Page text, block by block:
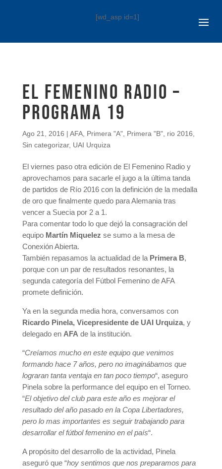
[wd_asp id=1]
El Femenino Radio –
Programa 19
Ago 21, 2016 | AFA, Primera "A", Primera "B", rio 2016
Sin categorizar, UAI Urquiza
El viernes paso otra edición de El Femenino Radio y
aprovechamos para sacarle el jugo a la última tanda
de partidos de Río 2016 con la definición de la medalla
de oro que finalmente quedo para Alemania tras
vencer a Suecia por 2 a 1.
Para comentar todo lo que dejó la consagración del
equipoMartín Miquelez se sumo a la mesa de
Conexión Abierta.
También repasamos la actualidad de la Primera B,
porque con un par de resultados resonantes, la
segunda categoría del Fútbol Femenino de AFA
promete definición.
Ya en la segunda media hora, conversamos con
Ricardo Pinela, Vicepresidente de UAI Urquiza, y
delegado en AFA de la institución.
“Creíamos mucho en este equipo que venimos
formando hace 7 años, pero no imaginábamos que
lograran tanta ventaja en tan poco tiempo“, aseguro
Pinela sobre la performance del equipo en el Torneo.
“El objetivo del club para este año es mejorar el
resultado del año pasado en la Copa Libertadores,
pero lo mas importantes es seguir trabajando para
desarrollar el fútbol femenino en el país“.
A propósito del desarrollo de la actividad, Pinela
aseguró que “hoy sentimos que nos preparamos para